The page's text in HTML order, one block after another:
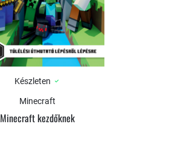
Készleten
Minecraft
Minecraft kezdőknek